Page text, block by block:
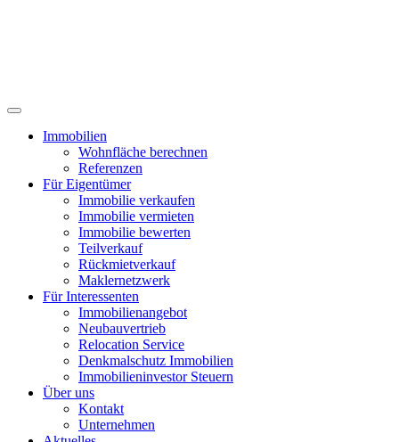
Immobilien
Wohnfläche berechnen
Referenzen
Für Eigentümer
Immobilie verkaufen
Immobilie vermieten
Immobilie bewerten
Teilverkauf
Rückmietverkauf
Maklernetzwerk
Für Interessenten
Immobilienangebot
Neubauvertrieb
Relocation Service
Denkmalschutz Immobilien
Immobilieninvestor Steuern
Über uns
Kontakt
Unternehmen